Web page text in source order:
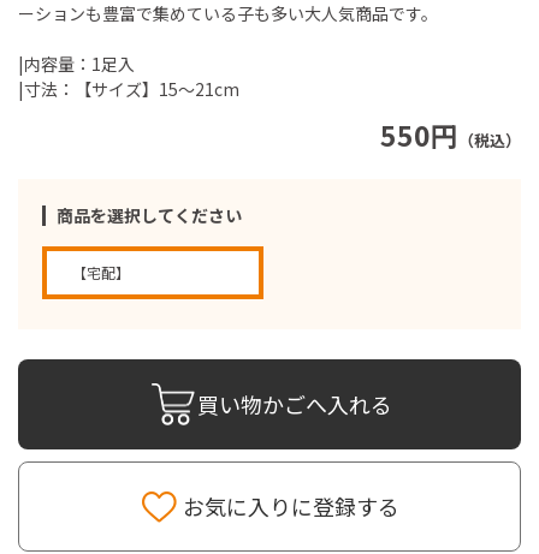
550円 （税込）
商品を選択してください
【宅配】
ーションも豊富で集めている子も多い大人気商品です。
|内容量：1足入
|寸法：【サイズ】15～21cm
買い物かごへ入れる
お気に入りに登録する